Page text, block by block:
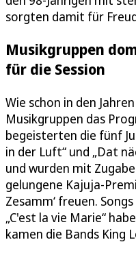
sorgten damit für
Musikgruppen
für die Session
Wie schon in den
Musikgruppen das
begeisterten die fünf
in der Luft“ und „Dat
und wurden mit
gelungene Kajuja-
Zesamm‘ freuen.
„C'est la vie Marie“
kamen die Bands King